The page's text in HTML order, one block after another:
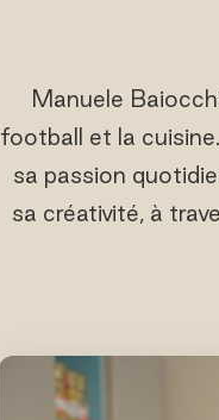
Manuele
football et la
sa passion
sa créativité, à